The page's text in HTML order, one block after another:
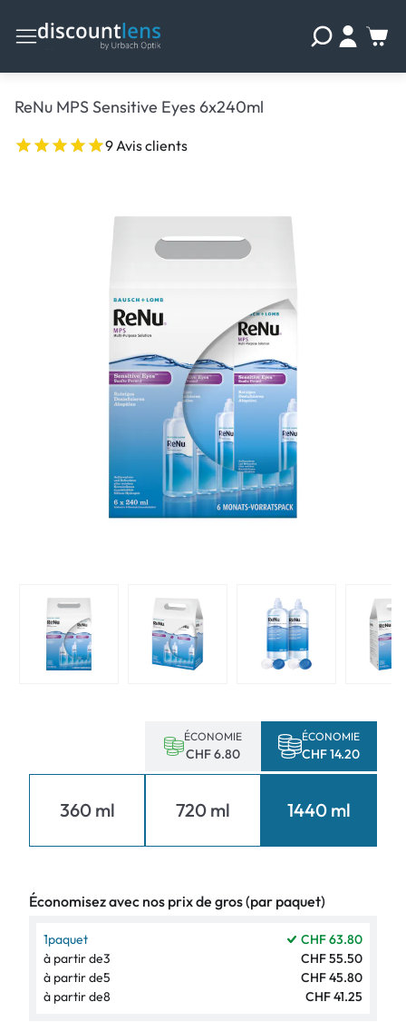
ReNu MPS Sensitive Eyes 6x240ml
9 Avis clients
360 ml
ÉCONOMIE
CHF 6.80
720 ml
ÉCONOMIE
CHF 14.20
1440 ml
Économisez avec nos prix de gros (par paquet)
1paquet
CHF 63.80
à partir de3
CHF 55.50
à partir de5
CHF 45.80
à partir de8 CHF 41.25